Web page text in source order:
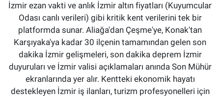
İzmir ezan vakti ve anlık İzmir altın fiyatları (Kuyumcular
Odası canlı verileri) gibi kritik kent verilerini tek bir
platformda sunar. Aliağa'dan Çeşme'ye, Konak'tan
Karşıyaka'ya kadar 30 ilçenin tamamından gelen son
dakika İzmir gelişmeleri, son dakika deprem İzmir
duyuruları ve İzmir valisi açıklamaları anında Son Mühür
ekranlarında yer alır. Kentteki ekonomik hayatı
destekleyen İzmir iş ilanları, turizm profesyonelleri için